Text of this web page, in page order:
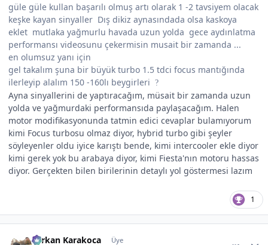
güle güle kullan başarılı olmuş artı olarak 1 -2 tavsiyem olacak
keşke kayan sinyaller Dış dikiz aynasındada olsa kaskoya
eklet mutlaka yağmurlu havada uzun yolda gece aydınlatma
performansı videosunu çekermisin musait bir zamanda ...
en olumsuz yanı için
gel takalım şuna bir büyük turbo 1.5 tdci focus mantığında
ilerleyip alalım 150 -160lı beygirleri ?
Ayna sinyallerini de yaptıracağım, müsait bir zamanda uzun
yolda ve yağmurdaki performansıda paylaşacağım. Halen
motor modifikasyonunda tatmin edici cevaplar bulamıyorum
kimi Focus turbosu olmaz diyor, hybrid turbo gibi şeyler
söyleyenler oldu iyice karıştı bende, kimi intercooler ekle diyor
kimi gerek yok bu arabaya diyor, kimi Fiesta'nın motoru hassas
diyor. Gerçekten bilen birilerinin detaylı yol göstermesi lazım
1
Serkan Karakoca Üye